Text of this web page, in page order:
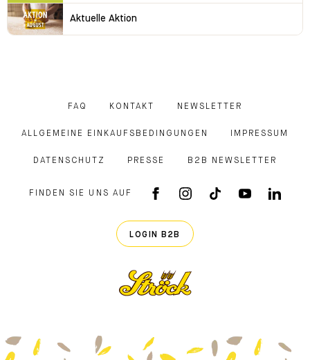
Aktuelle Aktion
FAQ KONTAKT NEWSLETTER
ALLGEMEINE EINKAUFSBEDINGUNGEN IMPRESSUM
DATENSCHUTZ PRESSE B2B NEWSLETTER
FINDEN SIE UNS AUF
FACEBOOK APP
INSTAGRAM
TIKTOKYOUTUBE
LOGIN B2B